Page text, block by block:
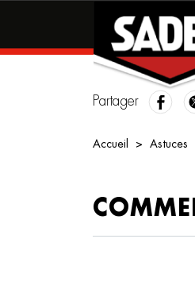
Accueil Astuces
Partager